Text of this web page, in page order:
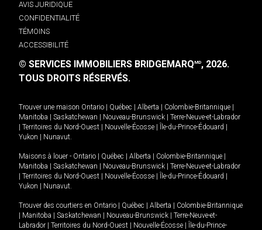
AVIS JURIDIQUE
CONFIDENTIALITÉ
TÉMOINS
ACCESSIBILITÉ
© SERVICES IMMOBILIERS BRIDGEMARQMD, 2026.
TOUS DROITS RÉSERVÉS.
Trouver une maison Ontario Québec Alberta Colombie-Britannique
Manitoba
Saskatchewan Nouveau-Brunswick
Terre-Neuve-et-Labrador
Territoires du Nord-Ouest Nouvelle-Écosse Île-du-Prince-Édouard
Yukon
Nunavut.
Maisons à louer - Ontario Québec Alberta Colombie-Britannique
Manitoba
Saskatchewan Nouveau-Brunswick
Terre-Neuve-et-Labrador
Territoires du Nord-Ouest Nouvelle-Écosse Île-du-Prince-Édouard
Yukon
Nunavut.
Trouver des courtiers en Ontario Québec Alberta
Colombie-Britannique
Manitoba Saskatchewan Nouveau-Brunswick
Terre-Neuve-et-
Labrador
Territoires du Nord-Ouest Nouvelle-Écosse
Île-du-Prince-